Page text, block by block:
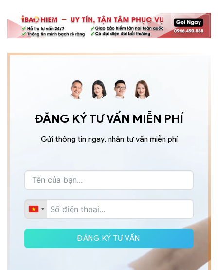
ĐĂNG KÝ TƯ VẤN MIỄN PHÍ
Gửi thông tin ngay, nhận tư vấn miễn phí
ĐĂNG KÝ TƯ VẤN